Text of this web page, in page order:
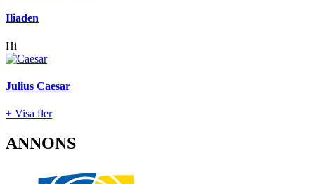
Iliaden
Hi
Julius Caesar
+ Visa fler
ANNONS